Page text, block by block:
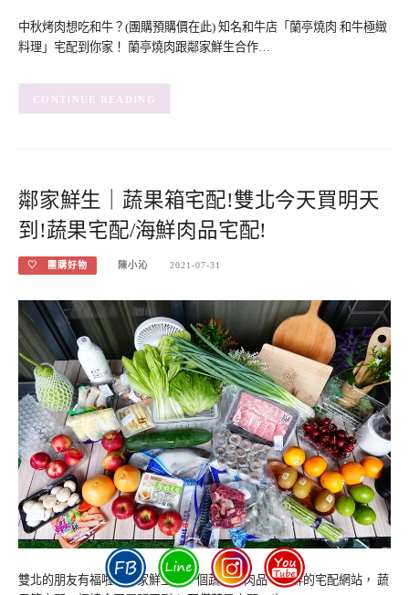
中秋烤肉想吃和牛？(團購預購價在此) 知名和牛店「蘭亭燒肉 和牛極緻
料理」宅配到你家！ 蘭亭燒肉跟鄰家鮮生合作…
CONTINUE READING
鄰家鮮生｜蔬果箱宅配!雙北今天買明天
到!蔬果宅配/海鮮肉品宅配!
♡ 團購好物 陳小沁 2021-07-31
雙北的朋友有福啦！鄰家鮮生是一個蔬果、肉品、海鮮的宅配網站， 蔬